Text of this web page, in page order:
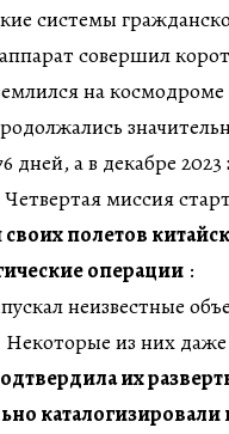
системы
совершил
на
дней, а в декабре
миссия
полетов
операции :
неизвестные
Некоторые из них
их